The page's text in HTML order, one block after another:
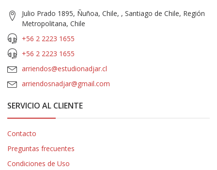
Julio Prado 1895, Ñuñoa, Chile, , Santiago de Chile, Región
Metropolitana, Chile
+56 2 2223 1655
+56 2 2223 1655
arriendos@estudionadjar.cl
arriendosnadjar@gmail.com
SERVICIO AL CLIENTE
Contacto
Preguntas frecuentes
Condiciones de Uso